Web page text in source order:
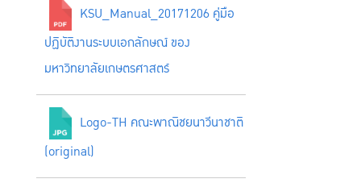
KSU_Manual_20171206 คู่มือ
ปฏิบัติงานระบบเอกลักษณ์ ของ
มหาวิทยาลัยเกษตรศาสตร์
Logo-TH คณะพาณิชยนาวีนาชาติ
(original)